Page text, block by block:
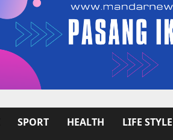
SPORT HEALTH LIFE STYLE